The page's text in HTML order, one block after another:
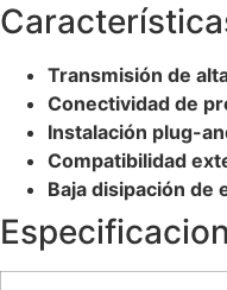
Transmisión de
Conectividad de
Instalación plug-
Compatibilidad
Baja disipación de